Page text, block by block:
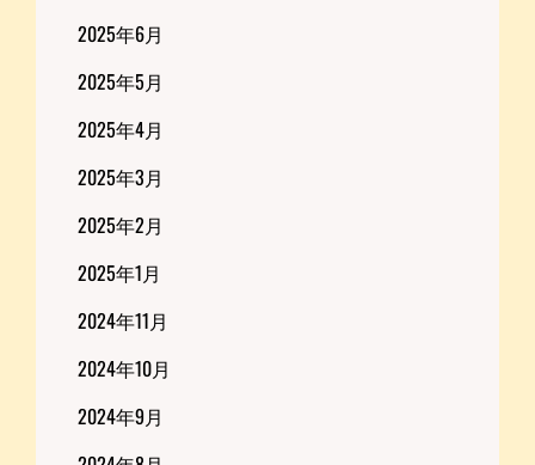
2025年6月
2025年5月
2025年4月
2025年3月
2025年2月
2025年1月
2024年11月
2024年10月
2024年9月